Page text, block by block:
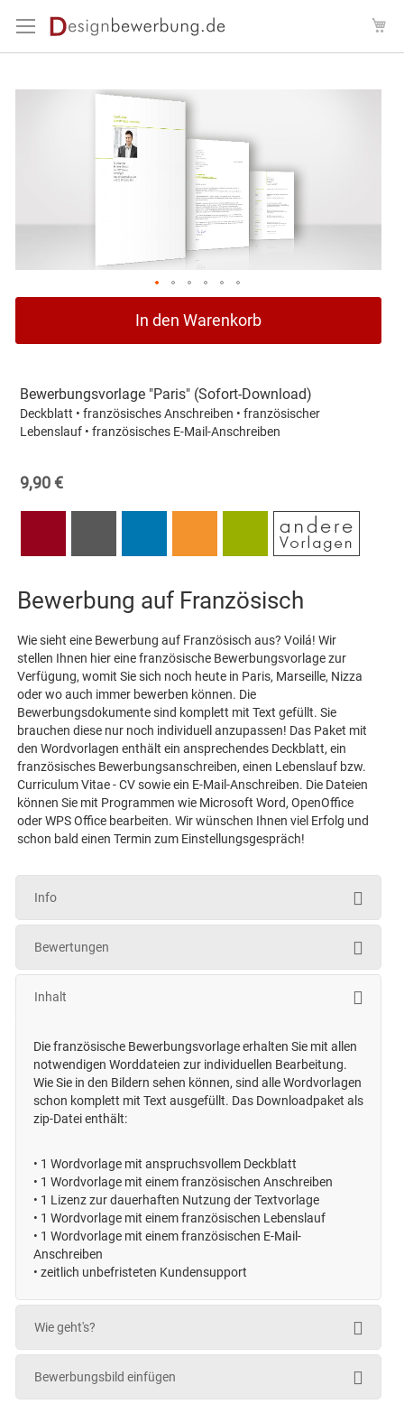
Inhalt
der
In den Warenkorb
Bewerbungsvorlage "Paris" (Sofort-Download)
Deckblatt • französisches Anschreiben • französischer
Lebenslauf • französisches E-Mail-Anschreiben
9,90 €
Bewerbung auf Französisch
Wie sieht eine Bewerbung auf Französisch aus? Voilá! Wir
stellen Ihnen hier eine französische Bewerbungsvorlage zur
Verfügung, womit Sie sich noch heute in Paris, Marseille, Nizza
oder wo auch immer bewerben können. Die
Bewerbungsdokumente sind komplett mit Text gefüllt. Sie
brauchen diese nur noch individuell anzupassen! Das Paket mit
den Wordvorlagen enthält ein ansprechendes Deckblatt, ein
französisches Bewerbungsanschreiben, einen Lebenslauf bzw.
Curriculum Vitae - CV sowie ein E-Mail-Anschreiben. Die Dateien
können Sie mit Programmen wie Microsoft Word, OpenOffice
oder WPS Office bearbeiten. Wir wünschen Ihnen viel Erfolg und
schon bald einen Termin zum Einstellungsgespräch!
Info
Bewertungen
Inhalt
Die französische Bewerbungsvorlage erhalten Sie mit allen
notwendigen Worddateien zur individuellen Bearbeitung.
Wie Sie in den Bildern sehen können, sind alle Wordvorlagen
schon komplett mit Text ausgefüllt. Das Downloadpaket als
zip-Datei enthält:
• 1 Wordvorlage mit anspruchsvollem Deckblatt
• 1 Wordvorlage mit einem französischen Anschreiben
• 1 Lizenz zur dauerhaften Nutzung der Textvorlage
• 1 Wordvorlage mit einem französischen Lebenslauf
• 1 Wordvorlage mit einem französischen E-Mail-
Anschreiben
• zeitlich unbefristeten Kundensupport
Wie geht's?
Bewerbungsbild einfügen